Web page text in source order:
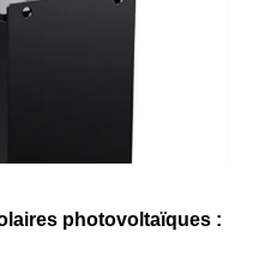
photovoltaïques :